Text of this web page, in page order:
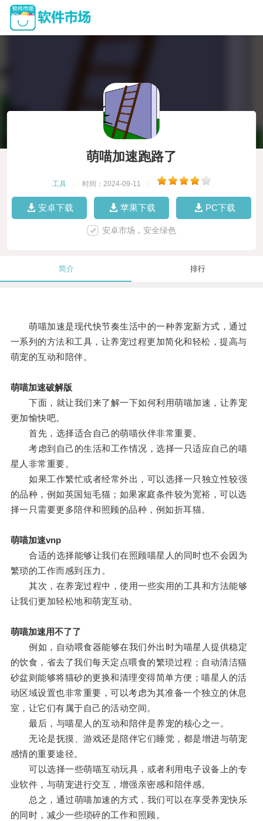
萌喵加速跑路了
工具 时间：2024-09-11
安卓下载 苹果下载 PC下载
安卓市场，安全绿色
简介 排行
萌喵加速是现代快节奏生活中的一种养宠新方式，通过
一系列的方法和工具，让养宠过程更加简化和轻松，提高与
萌宠的互动和陪伴。
萌喵加速破解版
下面，就让我们来了解一下如何利用萌喵加速，让养宠
更加愉快吧。
首先，选择适合自己的萌喵伙伴非常重要。
考虑到自己的生活和工作情况，选择一只适应自己的喵
星人非常重要。
如果工作繁忙或者经常外出，可以选择一只独立性较强
的品种，例如英国短毛猫；如果家庭条件较为宽裕，可以选
择一只需要更多陪伴和照顾的品种，例如折耳猫。
萌喵加速vnp
合适的选择能够让我们在照顾喵星人的同时也不会因为
繁琐的工作而感到压力。
其次，在养宠过程中，使用一些实用的工具和方法能够
让我们更加轻松地和萌宠互动。
萌喵加速用不了了
例如，自动喂食器能够在我们外出时为喵星人提供稳定
的饮食，省去了我们每天定点喂食的繁琐过程；自动清洁猫
砂盆则能够将猫砂的更换和清理变得简单方便；喵星人的活
动区域设置也非常重要，可以考虑为其准备一个独立的休息
室，让它们有属于自己的活动空间。
最后，与喵星人的互动和陪伴是养宠的核心之一。
无论是抚摸、游戏还是陪伴它们睡觉，都是增进与萌宠
感情的重要途径。
可以选择一些萌喵互动玩具，或者利用电子设备上的专
业软件，与萌宠进行交互，增强亲密感和陪伴感。
总之，通过萌喵加速的方式，我们可以在享受养宠快乐
的同时，减少一些琐碎的工作和照顾。